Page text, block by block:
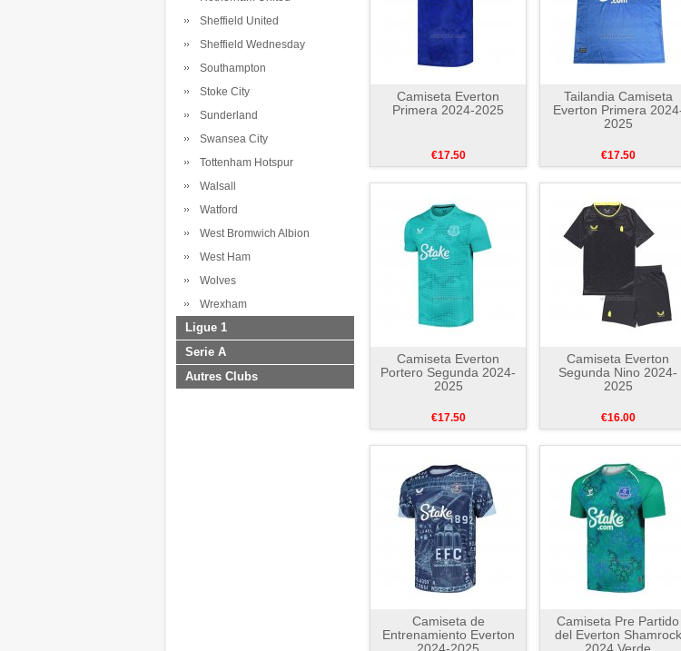
Sheffield United
Sheffield Wednesday
Southampton
Stoke City
Sunderland
Swansea City
Tottenham Hotspur
Walsall
Watford
West Bromwich Albion
West Ham
Wolves
Wrexham
Ligue 1
Serie A
Autres Clubs
Camiseta Everton
Primera 2024-2025
€17.50
Tailandia Camiseta
Everton Primera
2025
€17.50
Camiseta Everton
Portero Segunda 2024-
2025
€17.50
Camiseta Everton
Segunda Nino 2024-
2025
€16.00
Camiseta de
Entrenamiento Everton
Camiseta Pre Partido
del Everton Shamrock